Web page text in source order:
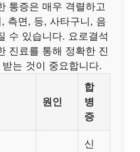
통증은 매우 격렬하고
측면, 등, 사타구니, 음
수 있습니다. 요로결석
진료를 통해 정확한 진
는 것이 중요합니다.
원인
합
병
증
신